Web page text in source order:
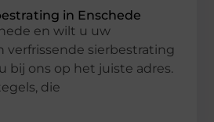
in Enschede
en wilt u uw
verfrissende sierbestrating
bij ons op het juiste adres.
die